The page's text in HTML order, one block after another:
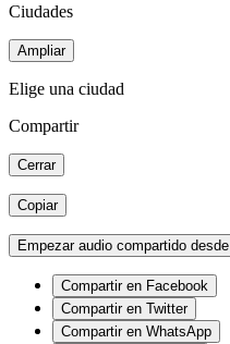
Ciudades
Ampliar
Elige una ciudad
Compartir
Cerrar
Copiar
Empezar audio compartido desde
Compartir en Facebook
Compartir en Twitter
Compartir en WhatsApp